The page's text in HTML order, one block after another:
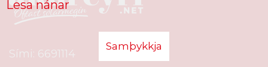
Sími: 6691114
Lesa nánar
Samþykkja